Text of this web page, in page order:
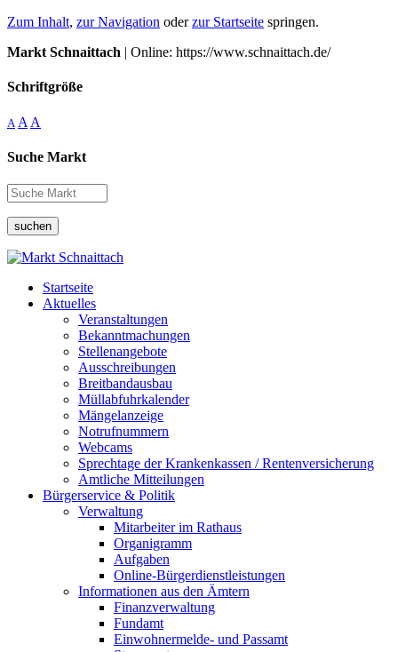
Zum Inhalt, zur Navigation oderzur Startseite springen.
Markt Schnaittach | Online: https://www.schnaittach.de/
Schriftgröße
A A A
Suche Markt
suchen
Startseite
Aktuelles
Veranstaltungen
Bekanntmachungen
Stellenangebote
Ausschreibungen
Breitbandausbau
Müllabfuhrkalender
Mängelanzeige
Notrufnummern
Webcams
Sprechtage der Krankenkassen / Rentenversicherung
Amtliche Mitteilungen
Bürgerservice & Politik
Verwaltung
Mitarbeiter im Rathaus
Organigramm
Aufgaben
Online-Bürgerdienstleistungen
Informationen aus den Ämtern
Finanzverwaltung
Fundamt
Einwohnermelde- und Passamt